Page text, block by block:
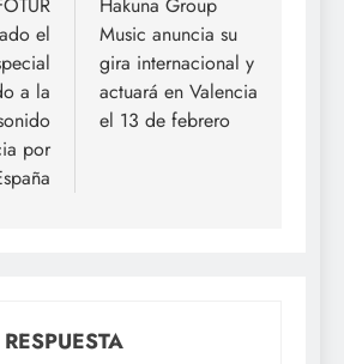
el
a la
por
Music anuncia su
gira internacional y
actuará en Valencia
el 13 de febrero